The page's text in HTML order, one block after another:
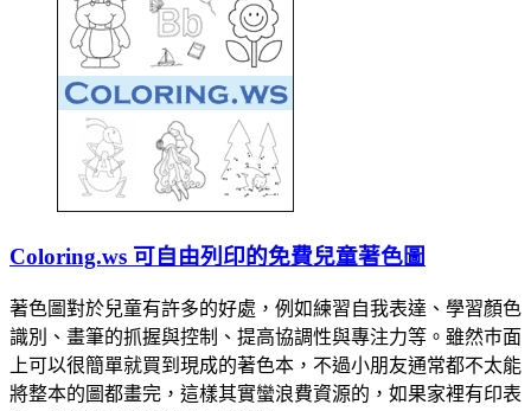
Coloring.ws 可自由列印的免費兒童著色圖
著色圖對於兒童有許多的好處，例如練習自我表達、學習顏色
識別、畫筆的抓握與控制、提高協調性與專注力等。雖然巿面
上可以很簡單就買到現成的著色本，不過小朋友通常都不太能
將整本的圖都畫完，這樣其實蠻浪費資源的，如果家裡有印表